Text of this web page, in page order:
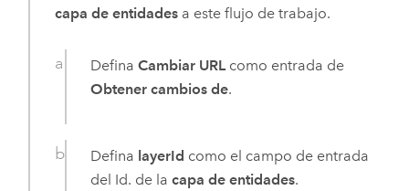
capa de entidadesa este flujo de trabajo.
DefinaCambiar URL como entrada de
Obtener cambios de.
Defina layerId como el campo de entrada
del Id. de lacapa de entidades.